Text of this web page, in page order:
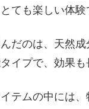
ても楽しい体験
だのは、天然
イプで、効果
テムの中には